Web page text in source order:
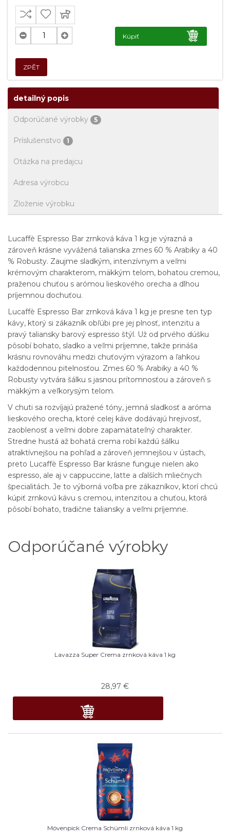
Kúpiť
ZPĚT
detailný popis
Odporúčané výrobky 5
Príslušenstvo 1
Otázka na predajcu
Adresa výrobcu
Zloženie výrobku
Lucaffè Espresso Bar zrnková káva 1 kg je výrazná a
zároveň krásne vyvážená talianska zmes 60 % Arabiky a 40
% Robusty. Zaujme sladkým, intenzívnym a veľmi
krémovým charakterom, mäkkým telom, bohatou cremou,
praženou chuťou s arómou lieskového orecha a dlhou
príjemnou dochuťou.
Lucaffè Espresso Bar zrnková káva 1 kg je presne ten typ
kávy, ktorý si zákazník obľúbi pre jej plnosť, intenzitu a
pravý taliansky barový espresso štýl. Už od prvého dúšku
pôsobí bohato, sladko a veľmi príjemne, takže prináša
krásnu rovnováhu medzi chuťovým výrazom a ľahkou
každodennou pitelnosťou. Zmes 60 % Arabiky a 40 %
Robusty vytvára šálku s jasnou prítomnosťou a zároveň s
mäkkým a veľkorysým telom.
V chuti sa rozvíjajú pražené tóny, jemná sladkosť a aróma
lieskového orecha, ktoré celej káve dodávajú hrejivosť,
zaoblenosť a veľmi dobre zapamätateľný charakter.
Stredne hustá až bohatá crema robí každú šálku
atraktívnejšou na pohľad a zároveň jemnejšou v ústach,
preto Lucaffè Espresso Bar krásne funguje nielen ako
espresso, ale aj v cappuccine, latte a ďalších mliečnych
špecialitách. Je to výborná voľba pre zákazníkov, ktorí chcú
kúpiť zrnkovú kávu s cremou, intenzitou a chuťou, ktorá
pôsobí bohato, tradične taliansky a veľmi príjemne.
Odporúčané výrobky
Lavazza Super Crema zrnková káva 1 kg
28,97 €
Mövenpick Crema Schümli zrnková káva 1 kg